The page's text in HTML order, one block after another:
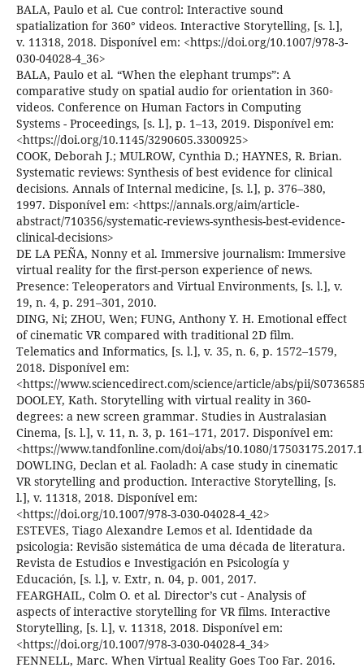
BALA, Paulo et al. Cue control: Interactive sound
spatialization for 360° videos. Interactive Storytelling, [s. l.],
v. 11318, 2018. Disponível em: <https://doi.org/10.1007/978-3-
030-04028-4_36>
BALA, Paulo et al. “When the elephant trumps”: A
comparative study on spatial audio for orientation in 360◦
videos. Conference on Human Factors in Computing
Systems - Proceedings, [s. l.], p. 1–13, 2019. Disponível em:
<https://doi.org/10.1145/3290605.3300925>
COOK, Deborah J.; MULROW, Cynthia D.; HAYNES, R. Brian.
Systematic reviews: Synthesis of best evidence for clinical
decisions. Annals of Internal medicine, [s. l.], p. 376–380,
1997. Disponível em: <https://annals.org/aim/article-
abstract/710356/systematic-reviews-synthesis-best-evidence-
clinical-decisions>
DE LA PEÑA, Nonny et al. Immersive journalism: Immersive
virtual reality for the first-person experience of news.
Presence: Teleoperators and Virtual Environments, [s. l.], v.
19, n. 4, p. 291–301, 2010.
DING, Ni; ZHOU, Wen; FUNG, Anthony Y. H. Emotional effect
of cinematic VR compared with traditional 2D film.
Telematics and Informatics, [s. l.], v. 35, n. 6, p. 1572–1579,
2018. Disponível em:
<https://www.sciencedirect.com/science/article/abs/pii/
DOOLEY, Kath. Storytelling with virtual reality in 360-
degrees: a new screen grammar. Studies in Australasian
Cinema, [s. l.], v. 11, n. 3, p. 161–171, 2017. Disponível em:
<https://www.tandfonline.com/doi/abs/10.1080/
DOWLING, Declan et al. Faoladh: A case study in cinematic
VR storytelling and production. Interactive Storytelling, [s.
l.], v. 11318, 2018. Disponível em:
<https://doi.org/10.1007/978-3-030-04028-4_42>
ESTEVES, Tiago Alexandre Lemos et al. Identidade da
psicologia: Revisão sistemática de uma década de literatura.
Revista de Estudios e Investigación en Psicología y
Educación, [s. l.], v. Extr, n. 04, p. 001, 2017.
FEARGHAIL, Colm O. et al. Director’s cut - Analysis of
aspects of interactive storytelling for VR films. Interactive
Storytelling, [s. l.], v. 11318, 2018. Disponível em:
<https://doi.org/10.1007/978-3-030-04028-4_34>
FENNELL, Marc. When Virtual Reality Goes Too Far. 2016.